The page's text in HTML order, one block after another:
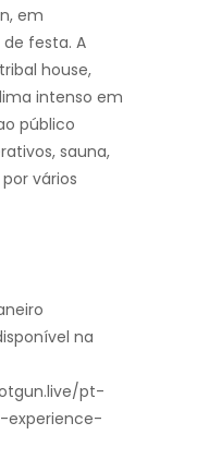
em
de festa. A
house,
intenso em
público
sauna,
vários
na
pt-